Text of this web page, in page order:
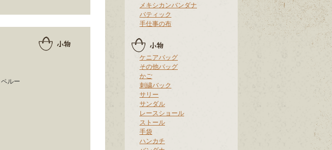
ペルー
メキシカンバンダナ
バティック
手仕事の布
ケニアバッグ
その他バッグ
かご
刺繍バック
サリー
サンダル
レースショール
ストール
手袋
ハンカチ